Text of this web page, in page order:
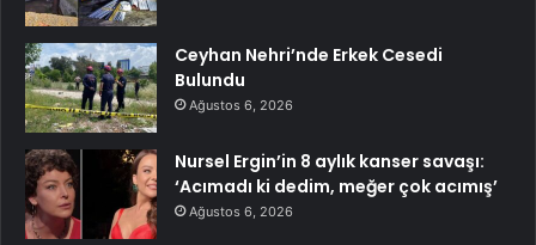
Ceyhan Nehri’nde Erkek Cesedi
Bulundu
Ağustos 6, 2026
Nursel Ergin’in 8 aylık kanser savaşı:
‘Acımadı ki dedim, meğer çok acımış’
Ağustos 6, 2026